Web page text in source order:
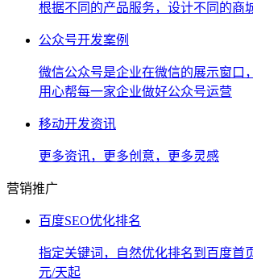
根据不同的产品服务，设计不同的商
公众号开发案例
微信公众号是企业在微信的展示窗口
用心帮每一家企业做好公众号运营
移动开发资讯
更多资讯，更多创意，更多灵感
营销推广
百度SEO优化排名
指定关键词，自然优化排名到百度首
元/天起